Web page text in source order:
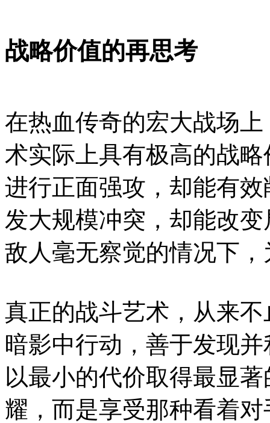
战略价值的再思考
在热血传奇的宏大战场
术实际上具有极高的战
进行正面强攻，却能有
发大规模冲突，却能改
敌人毫无察觉的情况下
真正的战斗艺术，从来
暗影中行动，善于发现
以最小的代价取得最显
耀，而是享受那种看着